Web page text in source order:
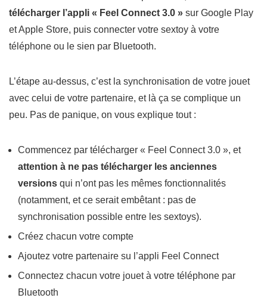
télécharger l’appli « Feel Connect 3.0 » sur Google Play
et Apple Store, puis connecter votre sextoy à votre
téléphone ou le sien par Bluetooth.
L’étape au-dessus, c’est la synchronisation de votre jouet
avec celui de votre partenaire, et là ça se complique un
peu. Pas de panique, on vous explique tout :
Commencez par télécharger « Feel Connect 3.0 », et
attention à ne pas télécharger les anciennes
versions qui n’ont pas les mêmes fonctionnalités
(notamment, et ce serait embêtant : pas de
synchronisation possible entre les sextoys).
Créez chacun votre compte
Ajoutez votre partenaire su l’appli Feel Connect
Connectez chacun votre jouet à votre téléphone par
Bluetooth